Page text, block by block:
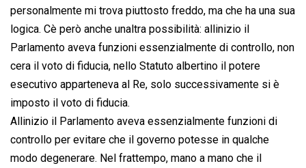
personalmente mi trova piuttosto freddo, ma che ha una sua
logica. Cè però anche unaltra possibilità: allinizio il
Parlamento aveva funzioni essenzialmente di controllo, non
cera il voto di fiducia, nello Statuto albertino il potere
esecutivo apparteneva al Re, solo successivamente si è
imposto il voto di fiducia.
Allinizio il Parlamento aveva essenzialmente funzioni di
controllo per evitare che il governo potesse in qualche
modo degenerare. Nel frattempo, mano a mano che il